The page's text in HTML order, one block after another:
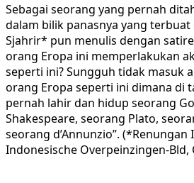
Sebagai seorang yang pernah
dalam bilik panasnya yang
Sjahrir* pun menulis dengan
orang Eropa ini memperlakukan
seperti ini? Sungguh tidak masuk
orang Eropa seperti ini dimana di
pernah lahir dan hidup seorang
Shakespeare, seorang Plato,
seorang d’Annunzio”. (*Renungan
Indonesische Overpeinzingen-Bld,